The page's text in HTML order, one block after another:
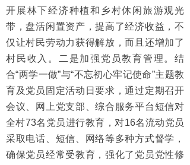
开展林下经济种植和乡村休闲旅游观光
带，盘活闲置资产，提高了经济收益，不
仅让村民劳动力获得解放，而且还增加了
村民收入。二是加强党员教育管理。结
合“两学一做”与“不忘初心牢记使命”主题教
育及党员固定活动日要求，通过定期召开
会议、网上党支部、综合服务平台短信对
全村73名党员进行教育，对16名流动党员
采取电话、短信、网络等多种方式督学，
确保党员经常受教育，强化了党员党性修